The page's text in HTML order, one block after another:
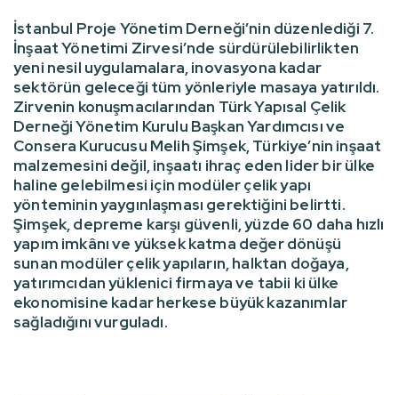
İstanbul Proje Yönetim Derneği’nin düzenlediği 7.
İnşaat Yönetimi Zirvesi’nde sürdürülebilirlikten
yeni nesil uygulamalara, inovasyona kadar
sektörün geleceği tüm yönleriyle masaya yatırıldı.
Zirvenin konuşmacılarından Türk Yapısal Çelik
Derneği Yönetim Kurulu Başkan Yardımcısı ve
Consera Kurucusu Melih Şimşek, Türkiye’nin inşaat
malzemesini değil, inşaatı ihraç eden lider bir ülke
haline gelebilmesi için modüler çelik yapı
yönteminin yaygınlaşması gerektiğini belirtti.
Şimşek, depreme karşı güvenli, yüzde 60 daha hızlı
yapım imkânı ve yüksek katma değer dönüşü
sunan modüler çelik yapıların, halktan doğaya,
yatırımcıdan yüklenici firmaya ve tabii ki ülke
ekonomisine kadar herkese büyük kazanımlar
sağladığını vurguladı.